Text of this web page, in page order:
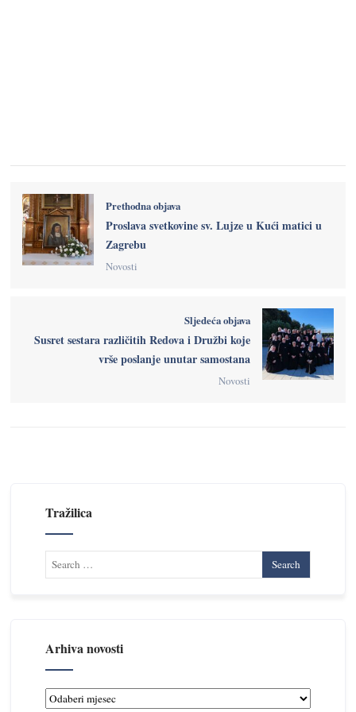
Prethodna objava
Proslava svetkovine sv. Lujze u Kući matici u
Zagrebu
Novosti
Sljedeća objava
Susret sestara različitih Redova i Družbi koje
vrše poslanje unutar samostana
Novosti
Tražilica
Arhiva novosti